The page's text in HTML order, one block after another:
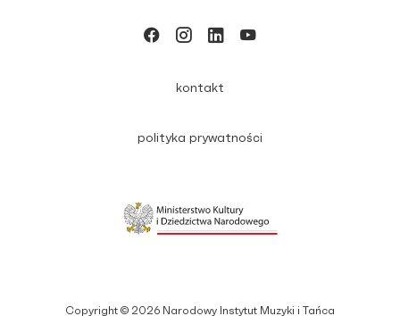
Copyright © 2026 Narodowy Instytut Muzyki i Tańca
kontakt
polityka prywatności